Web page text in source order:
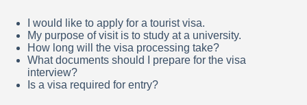
I would like to apply for a tourist visa.
My purpose of visit is to study at a university.
How long will the visa processing take?
What documents should I prepare for the visa
interview?
Is a visa required for entry?